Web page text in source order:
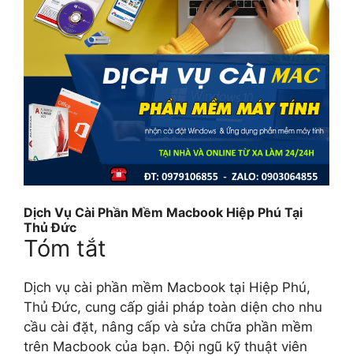
Dịch Vụ Cài Phần Mềm Macbook Hiệp Phú Tại
Thủ Đức
Tóm tắt
Dịch vụ cài phần mềm Macbook tại Hiệp Phú,
Thủ Đức, cung cấp giải pháp toàn diện cho nhu
cầu cài đặt, nâng cấp và sửa chữa phần mềm
trên Macbook của bạn. Đội ngũ kỹ thuật viên